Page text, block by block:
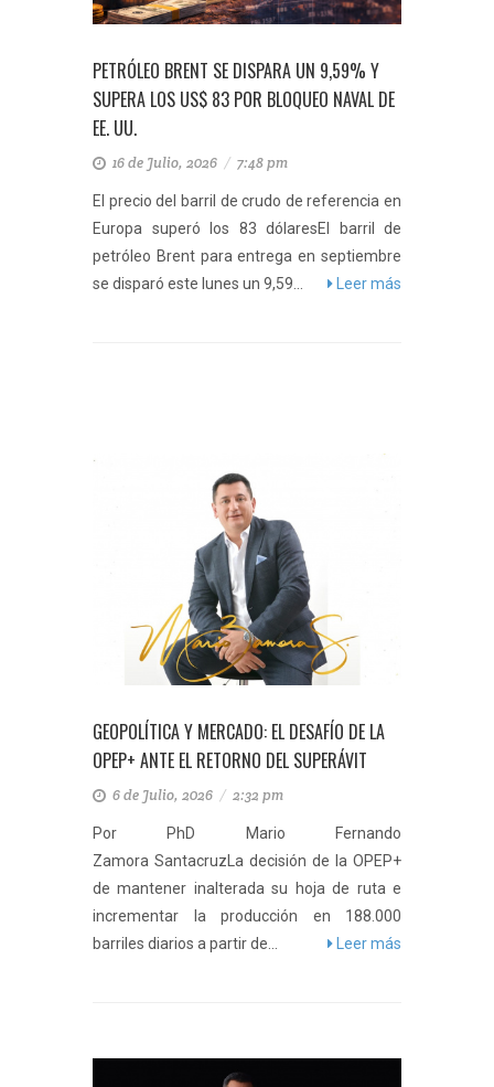
PETRÓLEO BRENT SE DISPARA UN 9,59% Y
SUPERA LOS US$ 83 POR BLOQUEO NAVAL DE
EE. UU.
16 de Julio, 2026 / 7:48 pm
El precio del barril de crudo de referencia en
Europa superó los 83 dólaresEl barril de
petróleo Brent para entrega en septiembre
se disparó este lunes un 9,59...
Leer más
GEOPOLÍTICA Y MERCADO: EL DESAFÍO DE LA
OPEP+ ANTE EL RETORNO DEL SUPERÁVIT
6 de Julio, 2026 / 2:32 pm
Por PhD Mario Fernando
Zamora SantacruzLa decisión de la OPEP+
de mantener inalterada su hoja de ruta e
incrementar la producción en 188.000
barriles diarios a partir de...
Leer más